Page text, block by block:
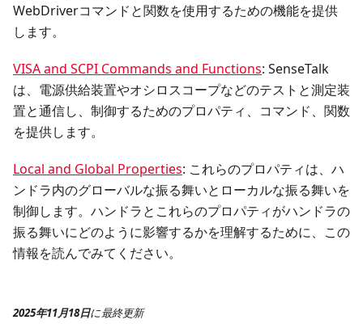
WebDriverコマンドと関数を使用するための機能を提供
します。
VISA and SCPI Commands and Functions: SenseTalk
は、電源供給装置やオシロスコープなどのテストと測定装
置と通信し、制御するためのプロパティ、コマンド、関数
を提供します。
Local and Global Properties: これらのプロパティは、ハ
ンドラ内のグローバルな振る舞いとローカルな振る舞いを
制御します。ハンドラとこれらのプロパティがハンドラの
振る舞いにどのように影響するかを理解するために、この
情報を読んでみてください。
2025年11月18日に最終更新